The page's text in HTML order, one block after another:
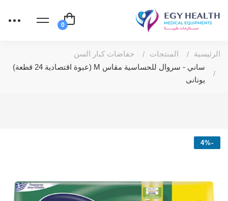
الرئيسية المنتجات
حفاضات كبار السن
ساني - سروال للحساسية مقاس M ​​(عبوة اقتصادية 24 قطعة)
يونانى
-4%